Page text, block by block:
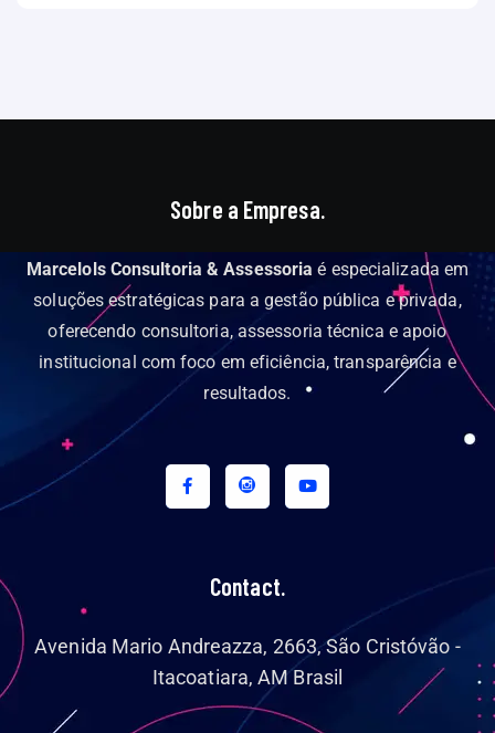
Sobre a Empresa.
Marcelols Consultoria & Assessoria é especializada em
soluções estratégicas para a gestão pública e privada,
oferecendo consultoria, assessoria técnica e apoio
institucional com foco em eficiência, transparência e
resultados.
Contact.
Avenida Mario Andreazza, 2663, São Cristóvão -
Itacoatiara, AM Brasil